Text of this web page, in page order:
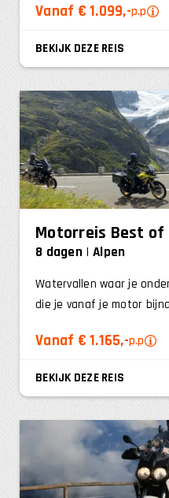
Vanaf € 1.099,-p.p
BEKIJK DEZE REIS
Motorreis Best of
8 dagen Alpen
Watervallen waar je
die je vanaf je motor
Vanaf € 1.165,-p.p
BEKIJK DEZE REIS